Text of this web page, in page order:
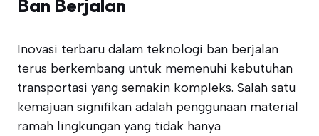
Ban Berjalan
Inovasi terbaru dalam teknologi ban berjalan
terus berkembang untuk memenuhi kebutuhan
transportasi yang semakin kompleks. Salah satu
kemajuan signifikan adalah penggunaan material
ramah lingkungan yang tidak hanya